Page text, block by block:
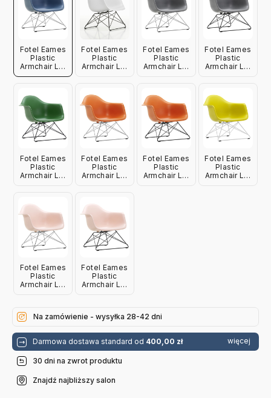
Fotel Eames
Plastic
Armchair Lar
Niebieski -
Vitra
Fotel Eames
Plastic
Armchair Lar
Vitra
Fotel Eames
Plastic
Armchair Lar
Vitra
Fotel Eames
Plastic
Armchair Lar
Vitra
Fotel Eames
Plastic
Armchair Lar
Vitra
Fotel Eames
Plastic
Armchair Lar
Podstawa
Fotel Eames
Plastic
Armchair Lar
Fotel Eames
Plastic
Armchair Lar
Fotel Eames
Plastic
Armchair Lar
Vitra
Fotel Eames
Plastic
Armchair Lar
Vitra
Na zamówienie - wysyłka 28-42 dni
Darmowa dostawa standard od 400,00 zł więcej
30 dni na zwrot produktu
Znajdź najbliższy salon